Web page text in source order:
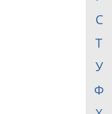
С
Т
У
Ф